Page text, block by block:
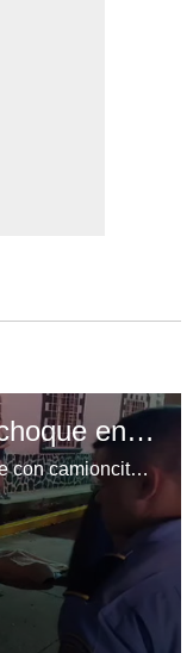
Muere motociclista tras choque en Comayagua
Muere joven motociclista tras choque con camioncito en Comayagua la noche del sábado